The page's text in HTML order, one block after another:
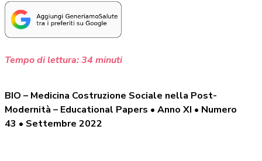
Tempo di lettura:34 minuti
BIO – Medicina Costruzione Sociale nella Post-
Modernità – Educational Papers • Anno XI • Numero
43 • Settembre 2022